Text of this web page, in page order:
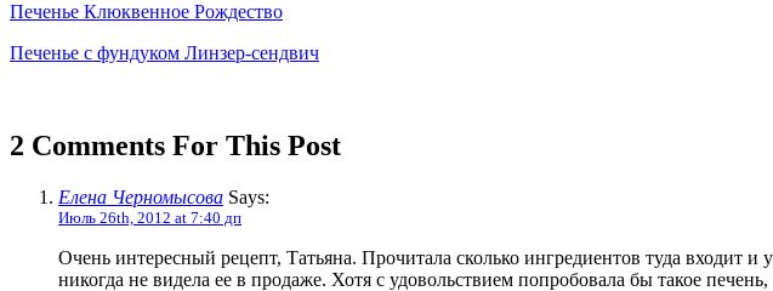
Печенье Клюквенное Рождество
Печенье с фундуком Линзер-сендвич
2 Comments For This Post
Елена Черномысова Says:
Июль 26th, 2012 at 7:40 дп
Очень интересный рецепт, Татьяна. Прочитала сколько ингредиентов туда
никогда не видела ее в продаже. Хотя с удовольствием попробовала бы такое